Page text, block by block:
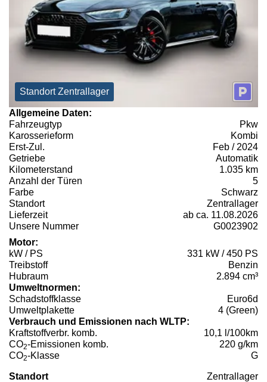
Standort Zentrallager
Allgemeine Daten:
Fahrzeugtyp
Pkw
Karosserieform
Kombi
Erst-Zul.
Feb / 2024
Getriebe
Automatik
Kilometerstand
1.035 km
Anzahl der Türen
5
Farbe
Schwarz
Standort
Zentrallager
Lieferzeit
ab ca. 11.08.2026
Unsere Nummer
G0023902
Motor:
kW / PS
331 kW / 450 PS
Treibstoff
Benzin
Hubraum
2.894 cm³
Umweltnormen:
Schadstoffklasse
Euro6d
Umweltplakette
4 (Green)
Verbrauch und Emissionen nach WLTP:
Kraftstoffverbr. komb.
10,1 l/100km
CO2-Emissionen komb.
220 g/km
CO2-Klasse G
Standort Zentrallager